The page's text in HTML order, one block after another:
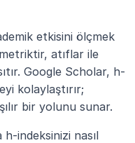
etkisini ölçmek
atıflar ile
Google Scholar, h-
kolaylaştırır;
bir yolunu sunar.
indeksinizi nasıl